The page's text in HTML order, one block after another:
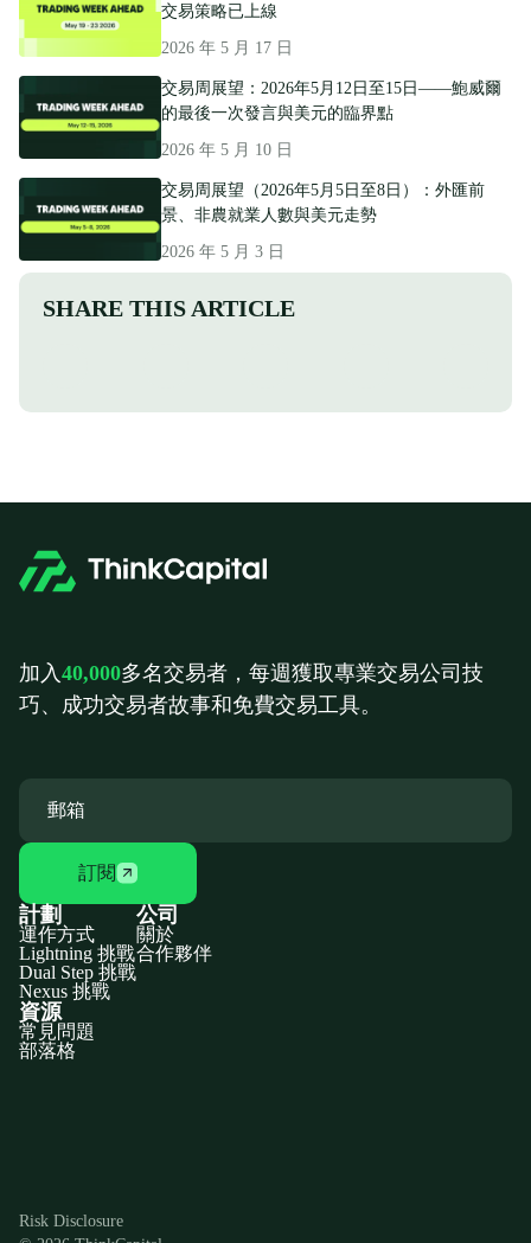
交易策略已上線
2026 年 5 月 17 日
交易周展望：2026年5月12日至15日——鮑威爾
的最後一次發言與美元的臨界點
2026 年 5 月 10 日
交易周展望（2026年5月5日至8日）：外匯前
景、非農就業人數與美元走勢
2026 年 5 月 3 日
SHARE THIS ARTICLE
加入40,000多名交易者，每週獲取專業交易公司技
巧、成功交易者故事和免費交易工具。
訂閱
計劃
運作方式
Lightning 挑戰
Dual Step 挑戰
Nexus 挑戰
公司
關於
合作夥伴
資源
常見問題
部落格
Risk Disclosure